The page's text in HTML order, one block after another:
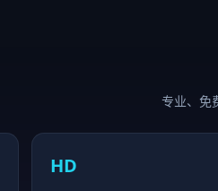
专业、免
HD